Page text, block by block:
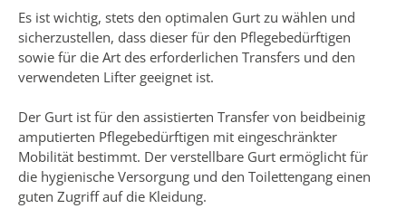
Es ist wichtig, stets den optimalen Gurt zu wählen und
sicherzustellen, dass dieser für den Pflegebedürftigen
sowie für die Art des erforderlichen Transfers und den
verwendeten Lifter geeignet ist.
Der Gurt ist für den assistierten Transfer von beidbeinig
amputierten Pflegebedürftigen mit eingeschränkter
Mobilität bestimmt. Der verstellbare Gurt ermöglicht für
die hygienische Versorgung und den Toilettengang einen
guten Zugriff auf die Kleidung.